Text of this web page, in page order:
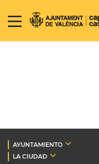
AYUNTAMIENTO
LA CIUDAD